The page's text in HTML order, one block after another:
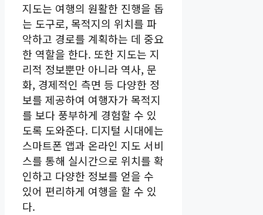
지도는 여행의 원활한 진행을 돕
는 도구로, 목적지의 위치를 파
악하고 경로를 계획하는 데 중요
한 역할을 한다. 또한 지도는 지
리적 정보뿐만 아니라 역사, 문
화, 경제적인 측면 등 다양한 정
보를 제공하여 여행자가 목적지
를 보다 풍부하게 경험할 수 있
도록 도와준다. 디지털 시대에는
스마트폰 앱과 온라인 지도 서비
스를 통해 실시간으로 위치를 확
인하고 다양한 정보를 얻을 수
있어 편리하게 여행을 할 수 있
다.